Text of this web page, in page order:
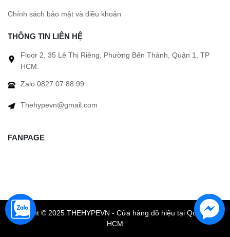
Chính sách bảo mật và điều khoản
THÔNG TIN LIÊN HỆ
Floor 2, 35 Lê Thị Riêng, Phường Bến Thành, Quận 1, TP
HCM.
Zalo 0827 07 88 99
Thehypevn@gmail.com
FANPAGE
Copyright © 2025 THEHYPEVN - Cửa hàng đồ hiệu tại Quận 1 TP
HCM